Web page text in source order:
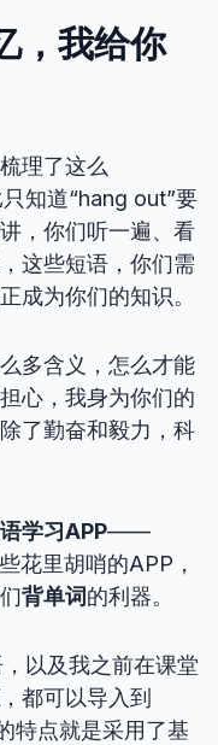
，我给你
理了这么
知道“hang out”要
，你们听一遍、看
这些短语，你们需
成为你们的知识。
多含义，怎么才能
心，我身为你们的
了勤奋和毅力，科
学习APP——
花里胡哨的APP，
背单词的利器。
以及我之前在课堂
，都可以导入到
特点就是采用了基